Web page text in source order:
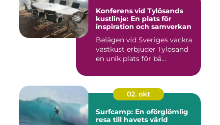
Konferens vid Tylösands
kustlinje: En plats för
inspiration och samverkan
Belägen vid Sveriges vackra
västkust erbjuder Tylösand
en unik plats för bå...
02. okt
Surfcamp: En oförglömlig
resa till havets värld